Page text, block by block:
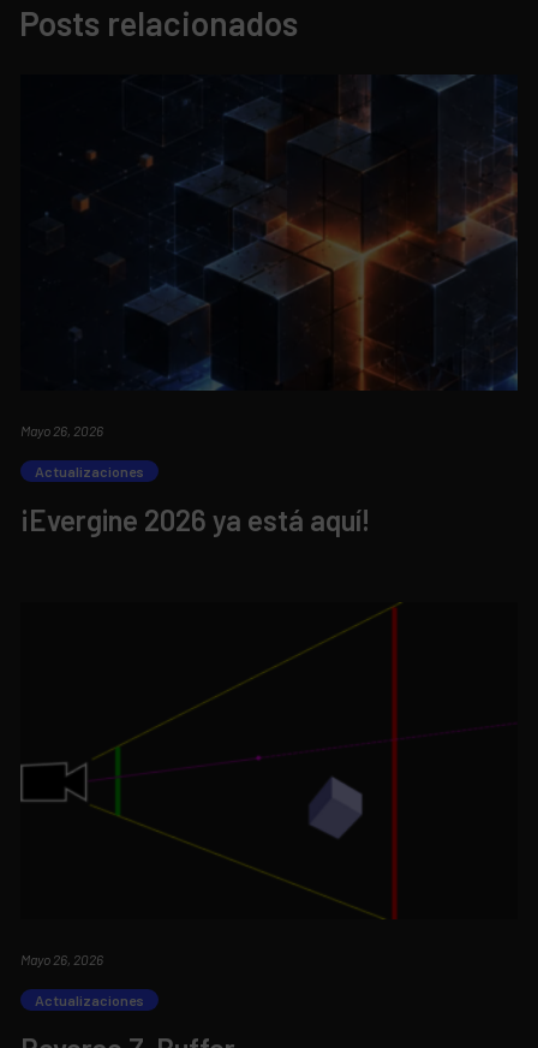
Posts relacionados
Mayo 26, 2026
Actualizaciones
¡Evergine 2026 ya está aquí!
Mayo 26, 2026
Actualizaciones